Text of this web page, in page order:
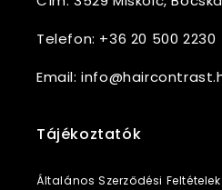
Telefon: +36 20 500 2230
Email:
Tájékoztatók
Általános Szerződési Feltételek